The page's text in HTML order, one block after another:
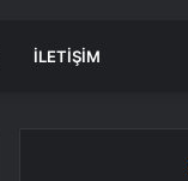
İLETIŞIM